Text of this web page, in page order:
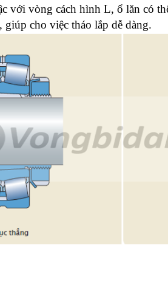
với vòng cách hình L, ổ lăn có
cho việc tháo lắp dễ dàng.